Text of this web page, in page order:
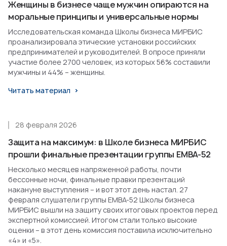
Женщины в бизнесе чаще мужчин опираются на
моральные принципы и универсальные нормы
Исследовательская команда Школы бизнеса МИРБИС
проанализировала этические установки российских
предпринимателей и руководителей. В опросе приняли
участие более 2700 человек, из которых 56% составили
мужчины и 44% – женщины.
Читать материал
Защита на максимум: в Школе бизнеса МИРБИС
прошли финальные презентации группы EMBA-52
28 февраля 2026
Несколько месяцев напряженной работы, почти
бессонные ночи, финальные правки презентаций
накануне выступления – и вот этот день настал. 27
февраля слушатели группы EMBA-52 Школы бизнеса
МИРБИС вышли на защиту своих итоговых проектов перед
экспертной комиссией. Итогом стали только высокие
оценки – в этот день комиссия поставила исключительно
«4» и «5».